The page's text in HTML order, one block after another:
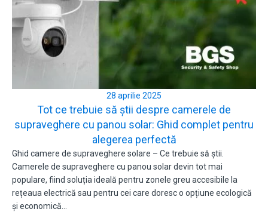
28 aprilie 2025
Tot ce trebuie să știi despre camerele de
supraveghere cu panou solar: Ghid complet pentru
alegerea perfectă
Ghid camere de supraveghere solare – Ce trebuie să știi.
Camerele de supraveghere cu panou solar devin tot mai
populare, fiind soluția ideală pentru zonele greu accesibile la
rețeaua electrică sau pentru cei care doresc o opțiune ecologică
și economică…